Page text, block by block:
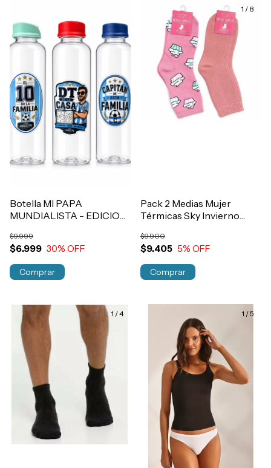
Botella MI PAPA
MUNDIALISTA - EDICION
$6.999
$9.999
30% OFF
1 / 8
Pack 2 Medias Mujer
Térmicas Sky Invierno
$9.405
$9.900
5% OFF
Comprar
1 /4 1 /5